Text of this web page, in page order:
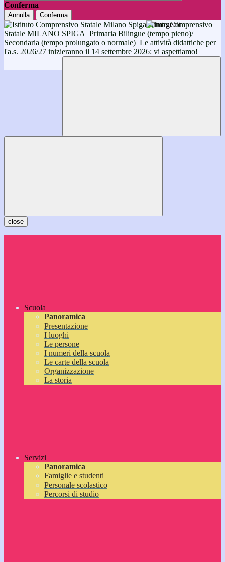
Conferma
Annulla Conferma
Istituto Comprensivo
Statale MILANO SPIGA Primaria Bilingue (tempo pieno)/
Secondaria (tempo prolungato o normale) Le attività didattiche per
l'a.s. 2026/27 inizieranno il 14 settembre 2026: vi aspettiamo!
close
Scuola
Panoramica
Presentazione
I luoghi
Le persone
I numeri della scuola
Le carte della scuola
Organizzazione
La storia
Servizi
Panoramica
Famiglie e studenti
Personale scolastico
Percorsi di studio